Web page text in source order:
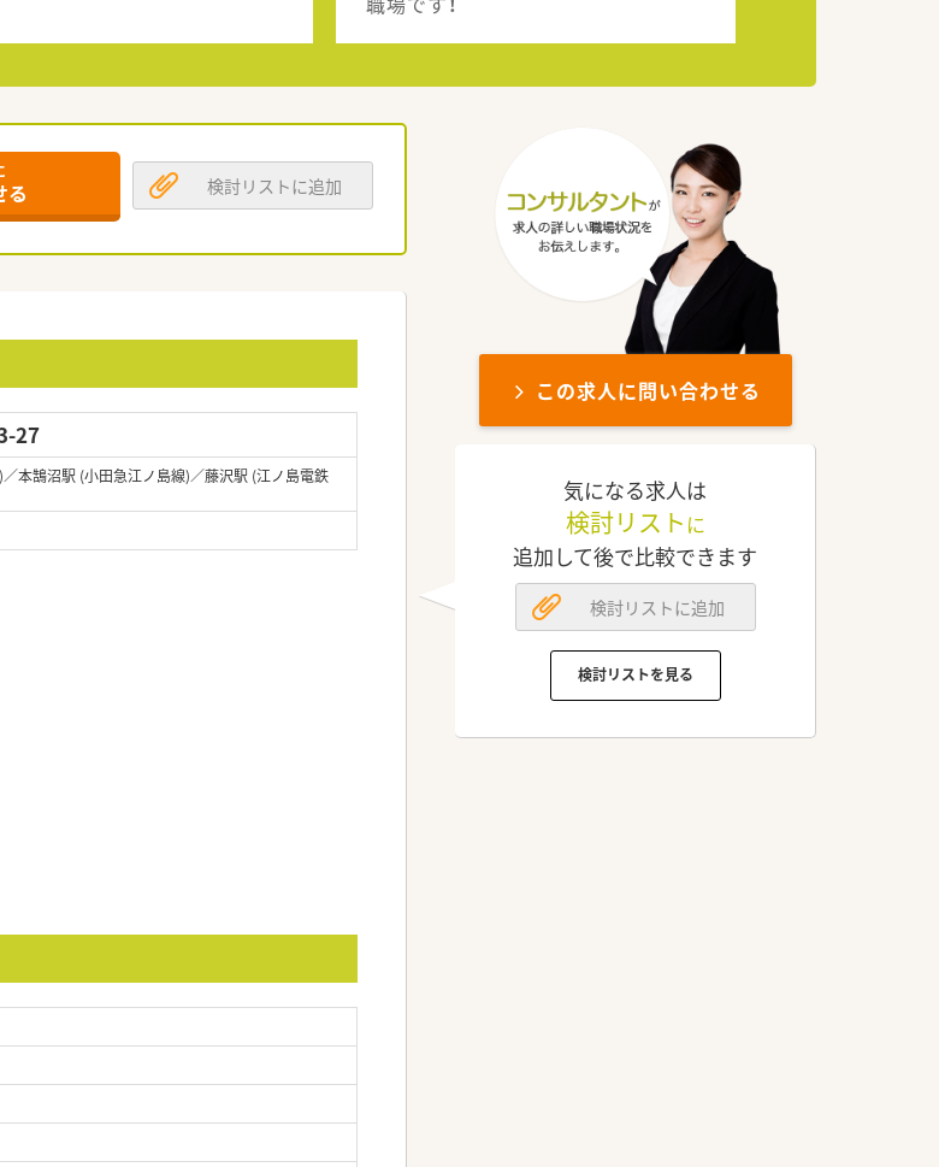
る 検討リストに追加
27
本鵠沼駅 (小田急江ノ島線)／藤沢駅 (江ノ島電鉄
この求人に問い合わせる
気になる求人は
検討リスト に
追加して後で比較できます
検討リストに追加
検討リストを見る